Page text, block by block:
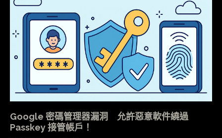
Google 密碼管理器漏洞 允許惡意軟件繞過
Passkey 接管帳戶！